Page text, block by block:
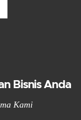
Bisnis Anda
Kami